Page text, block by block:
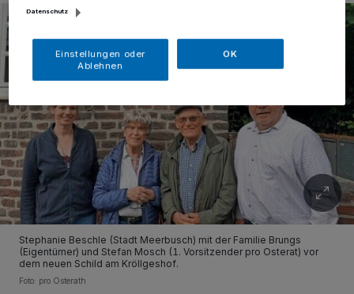
Stephanie Beschle (Stadt Meerbusch) mit der Familie Brungs
(Eigentümer) und Stefan Mosch (1. Vorsitzender pro Osterat) vor
dem neuen Schild am Kröllgeshof.
Foto: pro Osterath
Datenschutz
Einstellungen oder
Ablehnen
OK